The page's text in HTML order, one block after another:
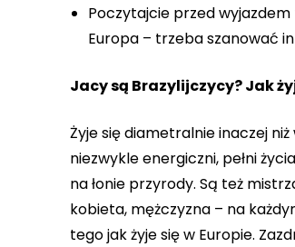
Poczytajcie przed
Europa – trzeba szanować
Jacy są Brazylijczycy? Jak
Żyje się diametralnie inaczej
niezwykle energiczni, pełni
na łonie przyrody. Są też
kobieta, mężczyzna – na
tego jak żyje się w Europie.